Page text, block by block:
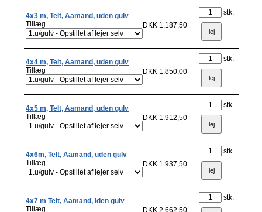
4x3 m, Telt, Aamand, uden gulv
Tillæg
DKK 1.187,50
stk.
4x4 m, Telt, Aamand, uden gulv
Tillæg
DKK 1.850,00
stk.
4x5 m, Telt, Aamand, uden gulv
Tillæg
DKK 1.912,50
stk.
4x6m, Telt, Aamand, uden gulv
Tillæg
DKK 1.937,50
stk.
4x7 m Telt, Aamand, iden gulv
Tillæg
DKK 2.662,50
stk.